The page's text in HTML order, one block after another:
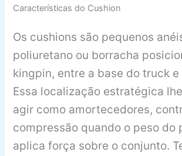
Características do Cushion
Os cushions são pequenos
poliuretano ou borracha
kingpin, entre a base do truck e
Essa localização estratégica
agir como amortecedores,
compressão quando o peso do
aplica força sobre o conjunto.